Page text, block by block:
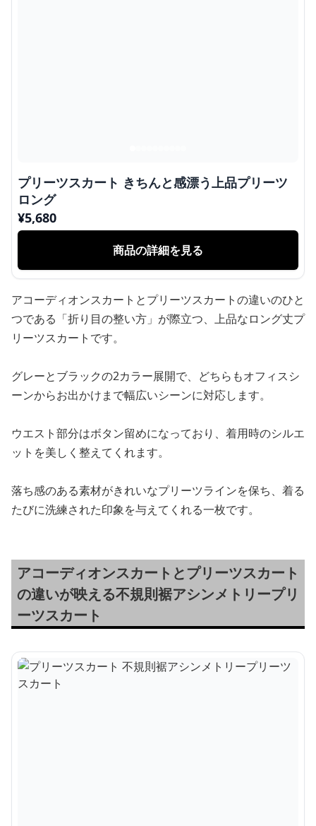
プリーツスカート きちんと感漂う上品プリーツ
ロング
¥5,680
商品の詳細を見る
アコーディオンスカートとプリーツスカートの違いのひと
つである「折り目の整い方」が際立つ、上品なロング丈プ
リーツスカートです。
グレーとブラックの2カラー展開で、どちらもオフィスシ
ーンからお出かけまで幅広いシーンに対応します。
ウエスト部分はボタン留めになっており、着用時のシルエ
ットを美しく整えてくれます。
落ち感のある素材がきれいなプリーツラインを保ち、着る
たびに洗練された印象を与えてくれる一枚です。
アコーディオンスカートとプリーツスカート
の違いが映える不規則裾アシンメトリープリ
ーツスカート